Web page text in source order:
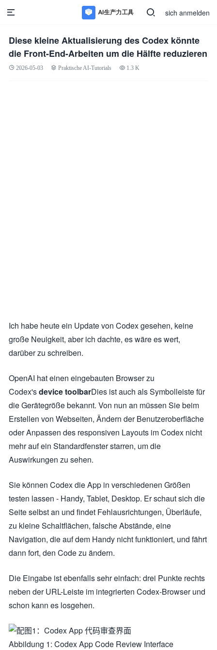
sich anmelden
Diese kleine Aktualisierung des Codex könnte
die Front-End-Arbeiten um die Hälfte reduzieren
2026-05-03 Praktische AI-Tutorials 1.3 K
Ich habe heute ein Update von Codex gesehen, keine
große Neuigkeit, aber ich dachte, es wäre es wert,
darüber zu schreiben.
OpenAI hat einen eingebauten Browser zu
Codex'sdevice toolbarDies ist auch als Symbolleiste für
die Gerätegröße bekannt. Von nun an müssen Sie beim
Erstellen von Webseiten, Ändern der Benutzeroberfläche
oder Anpassen des responsiven Layouts im Codex nicht
mehr auf ein Standardfenster starren, um die
Auswirkungen zu sehen.
Sie können Codex die App in verschiedenen Größen
testen lassen - Handy, Tablet, Desktop. Er schaut sich die
Seite selbst an und findet Fehlausrichtungen, Überläufe,
zu kleine Schaltflächen, falsche Abstände, eine
Navigation, die auf dem Handy nicht funktioniert, und fährt
dann fort, den Code zu ändern.
Die Eingabe ist ebenfalls sehr einfach: drei Punkte rechts
neben der URL-Leiste im integrierten Codex-Browser und
schon kann es losgehen.
Abbildung 1: Codex App Code Review Interface